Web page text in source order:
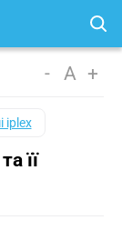
- A +
iplex
її